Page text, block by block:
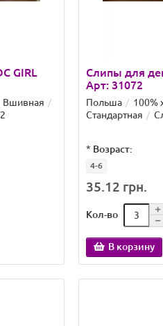
GIRL
Вшивная
Слипы для
Арт: 31072
Польша 100%
Стандартная
* Возраст:
4-6
35.12 грн.
Кол-во
В корзину